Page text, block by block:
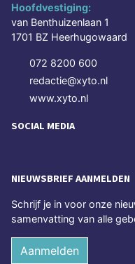
Hoofdvestiging:
van Benthuizenlaan 1
1701 BZ Heerhugowaard
072 8200 600
redactie@xyto.nl
www.xyto.nl
SOCIAL MEDIA
NIEUWSBRIEF AANMELDEN
Schrijf je in voor onze
samenvatting van alle
Aanmelden